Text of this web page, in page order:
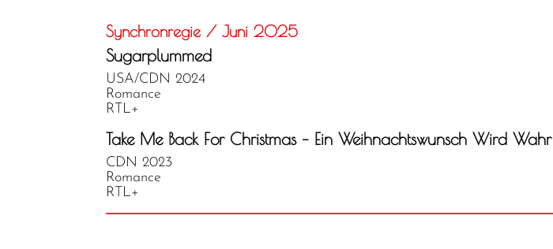
Synchronregie / Juni 2025
Sugarplummed
USA/CDN 2024
Romance
RTL+
Take Me Back For Christmas – Ein Weihnachtswunsch Wird Wahr
CDN 2023
Romance
RTL+